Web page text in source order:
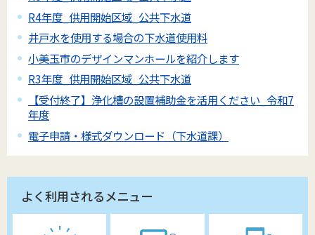
R4年度_供用開始区域_公共下水道
井戸水を使用する場合の下水道使用料
小美玉市のデザインマンホールを紹介します
R3年度_供用開始区域_公共下水道
【受付終了】浄化槽の設置補助金を活用ください_令和7
年度
電子申請・様式ダウンロード（下水道課）
よく利用されるメニュー